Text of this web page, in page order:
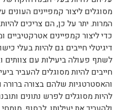
מסוגלים ליצור קמפיינים העונים
המרות. יתר על כן, הם צריכים להיות
כדי ליצור קמפיינים אטרקטיביים
דיגיטלי חייבים גם להיות בעלי
לשתף פעולה ביעילות עם צוותים
חייבים להיות מסוגלים להעביר
והאסטרטגיות שלהם בצורה ברורה
להיות מסוגלים לפרש נתונים